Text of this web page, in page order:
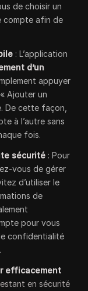
de choisir un
compte afin de
: L’application
d’un
appuyer
Ajouter un
De cette façon,
à l’autre sans
fois.
sécurité : Pour
vous de gérer
d’utiliser le
de
pour vous
confidentialité
efficacement
en sécurité